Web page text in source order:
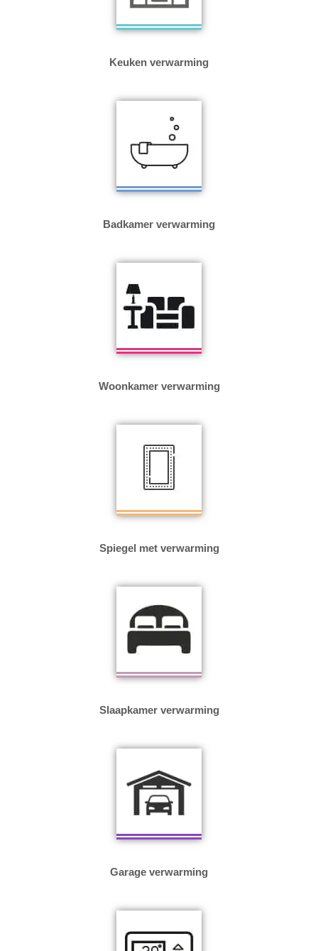
Keuken verwarming
Badkamer verwarming
Woonkamer verwarming
Spiegel met verwarming
Slaapkamer verwarming
Garage verwarming